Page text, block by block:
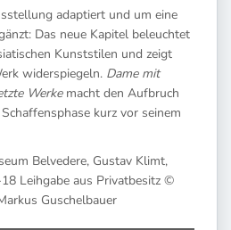
adaptiert und um eine
Das neue Kapitel beleuchtet
Kunststilen und zeigt
widerspiegeln. Dame mit
Werkemacht den Aufbruch
kurz vor seinem
Belvedere, Gustav Klimt,
Leihgabe aus Privatbesitz ©
Guschelbauer